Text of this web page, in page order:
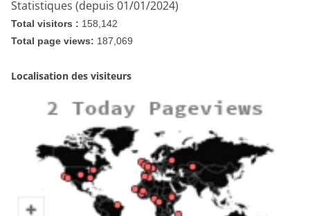
Statistiques (depuis 01/01/2024)
Total visitors : 158,142
Total page views: 187,069
Localisation des visiteurs